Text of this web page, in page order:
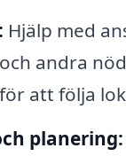
Hjälp med
andra
att följa
planering: